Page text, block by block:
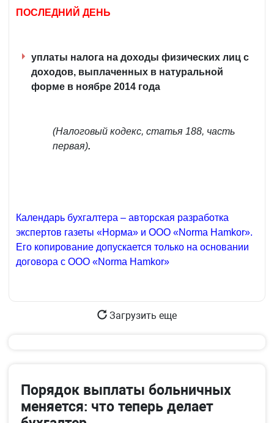
ПОСЛЕДНИЙ ДЕНЬ
уплаты налога на доходы физических лиц с
доходов, выплаченных в натуральной
форме в ноябре 2014 года
(Налоговый кодекс, статья 188, часть
первая).
Календарь бухгалтера – авторская разработка
экспертов газеты «Норма» и ООО «Norma Hamkor».
Его копирование допускается только на основании
договора с ООО «Norma Hamkor»
Загрузить еще
Порядок выплаты больничных
меняется: что теперь делает